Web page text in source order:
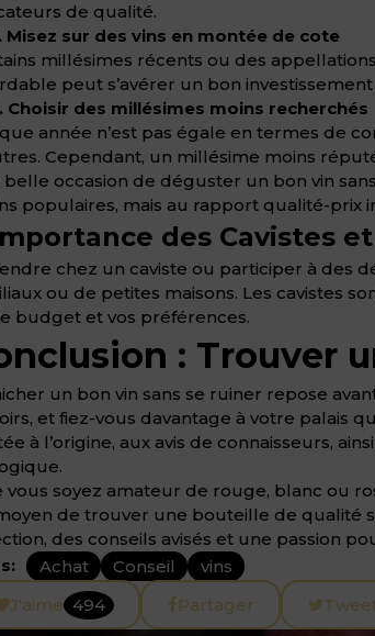
de qualité.
Misez sur des vins en montée de cote
millésimes récents ou des
peut s’avérer un bon
Choisir des millésimes moins recherchés
année n’est pas égale en termes de
Cependant, un millésime moins
belle occasion de déguster un bon vin
populaires, mais au rapport qualité-prix
des Cavistes
chez un caviste ou participer à des
ou de petites maisons. Les cavistes
budget et vos préférences.
: Trouver
un bon vin sans se ruiner repose
et fiez-vous davantage à votre palais
à l’origine, aux avis de connaisseurs,
vous soyez amateur de rouge, blanc ou
de trouver une bouteille de qualité
des conseils avisés et une passion
Achat Conseil
vins
J'aime 494 Partager